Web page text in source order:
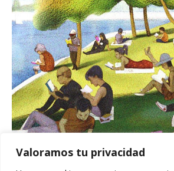
Valoramos tu privacidad